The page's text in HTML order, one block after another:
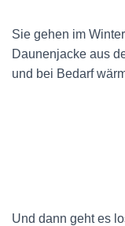
Sie gehen im
Daunenjacke aus
und bei Bedarf
Und dann geht es